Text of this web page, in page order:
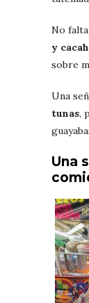
No
y
sobre
Una
tunas,
Una